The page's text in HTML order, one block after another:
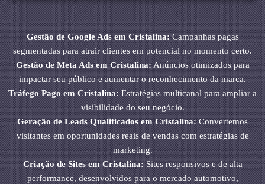
Gestão de Google Ads em Cristalina:Campanhas pagas
segmentadas para atrair clientes em potencial no momento certo.
Gestão de Meta Ads em Cristalina:Anúncios otimizados para
impactar seu público e aumentar o reconhecimento da marca.
Tráfego Pago em Cristalina:Estratégias multicanal para ampliar a
visibilidade do seu negócio.
Geração de Leads Qualificados em Cristalina:Convertemos
visitantes em oportunidades reais de vendas com estratégias de
marketing.
Criação de Sites em Cristalina:Sites responsivos e de alta
performance, desenvolvidos para o mercado automotivo,